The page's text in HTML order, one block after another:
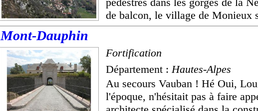
de balcon, le village de Monieux
Mont-Dauphin
Fortification
Département : Hautes-Alpes
Au secours Vauban ! Hé Oui,
l'époque, n'hésitait pas à faire